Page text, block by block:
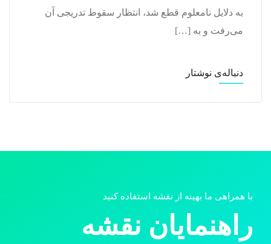
به دلایل نامعلوم قطع شد، انتظار سقوط تدریجی آن
می‌رفت و به […]
دنباله‌ی نوشتار
با همراهی ما بهینه از نقشه استفاده کنید
راهنمایان نقشه